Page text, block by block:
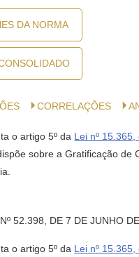
DA NORMA
CORRELAÇÕES
o artigo 5º da Lei nº
sobre a Gratificação de
52.398, DE 7 DE JUNHO
o artigo 5º da Lei nº